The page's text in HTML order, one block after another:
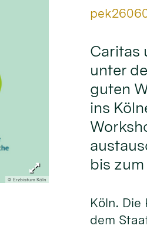
© Erzbistum Köln
Von:
Caritas
unter
guten
ins
bis
Köln.
dem